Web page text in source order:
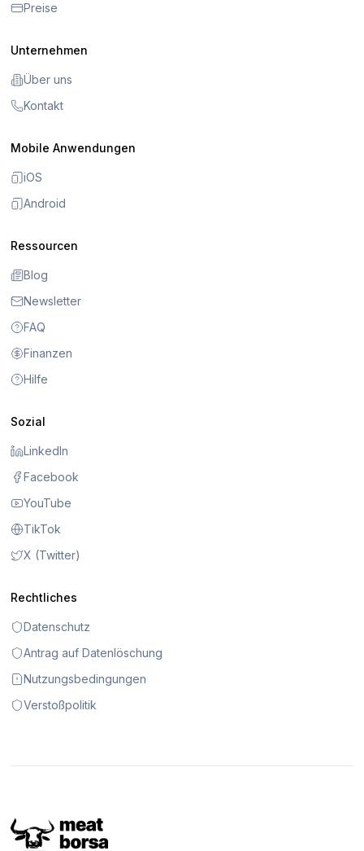
Preise
Unternehmen
Über uns
Kontakt
Mobile Anwendungen
iOS
Android
Ressourcen
Blog
Newsletter
FAQ
Finanzen
Hilfe
Sozial
LinkedIn
Facebook
YouTube
TikTok
X (Twitter)
Rechtliches
Datenschutz
Antrag auf Datenlöschung
Nutzungsbedingungen
Verstoßpolitik